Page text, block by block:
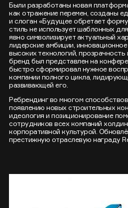
Были разработаны новая
как отражение перемен, созданы
и слоган «Будущее обретает
стиль не использует шаблонных
явно символизирует актуальный
лидерские амбиции,
высоких технологий,
бренд был представлен на
быстро сформировал нужное
компании полного цикла,
развивающей его.
Ребрендинг во многом
появлению новых строительных
идеология и позиционирование
сотрудников всех компаний
корпоративной культурой.
престижную отраслевую награду